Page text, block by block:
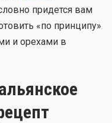
придется вам
«по принципу»
и орехами в